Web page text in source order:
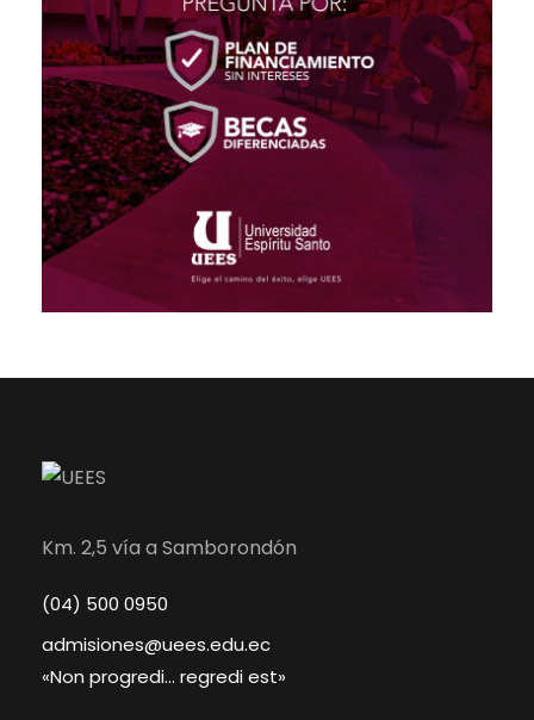
Km. 2,5 vía a Samborondón
(04) 500 0950
admisiones@uees.edu.ec
«Non progredi… regredi est»